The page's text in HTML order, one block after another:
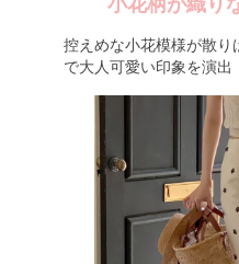
小花柄が織り
控えめな小花模様が散り
で大人可愛い印象を演出